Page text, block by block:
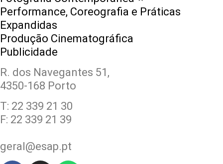
Performance, Coreografia e Práticas
Expandidas
Produção Cinematográfica
Publicidade
R. dos Navegantes 51,
4350-168 Porto
T: 22 339 21 30
F: 22 339 21 39
geral@esap.pt